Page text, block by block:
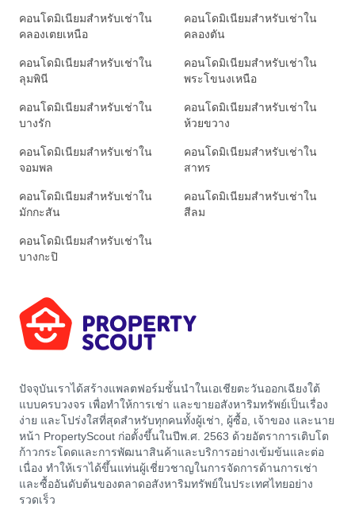
คอนโดมิเนียมสำหรับเช่าใน
คลองเตยเหนือ
คอนโดมิเนียมสำหรับเช่าใน
คลองตัน
คอนโดมิเนียมสำหรับเช่าใน
ลุมพินี
คอนโดมิเนียมสำหรับเช่าใน
พระโขนงเหนือ
คอนโดมิเนียมสำหรับเช่าใน
บางรัก
คอนโดมิเนียมสำหรับเช่าใน
ห้วยขวาง
คอนโดมิเนียมสำหรับเช่าใน
จอมพล
คอนโดมิเนียมสำหรับเช่าใน
สาทร
คอนโดมิเนียมสำหรับเช่าใน
มักกะสัน
คอนโดมิเนียมสำหรับเช่าใน
สีลม
คอนโดมิเนียมสำหรับเช่าใน
บางกะปิ
ปัจจุบันเราได้สร้างแพลตฟอร์มชั้นนำในเอเชียตะวันออกเฉียงใต้
แบบครบวงจร เพื่อทำให้การเช่า และขายอสังหาริมทรัพย์เป็นเรื่อง
ง่าย และโปร่งใสที่สุดสำหรับทุกคนทั้งผู้เช่า, ผู้ซื้อ, เจ้าของ และนาย
หน้า PropertyScout ก่อตั้งขึ้นในปีพ.ศ. 2563 ด้วยอัตราการเติบโต
ก้าวกระโดดและการพัฒนาสินค้าและบริการอย่างเข้มข้นและต่อ
เนื่อง ทำให้เราได้ขึ้นแท่นผู้เชี่ยวชาญในการจัดการด้านการเช่า
และซื้ออันดับต้นของตลาดอสังหาริมทรัพย์ในประเทศไทยอย่าง
รวดเร็ว